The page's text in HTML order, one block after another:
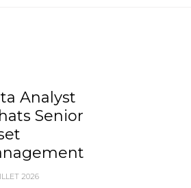
Analyst
Senior
2026